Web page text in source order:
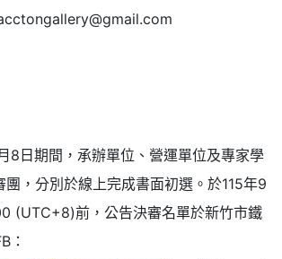
8日期間，承辦單位、營運單位及專家學
，分別於線上完成書面初選。於115年9
(UTC+8)前，公告決審名單於新竹市鐵
：